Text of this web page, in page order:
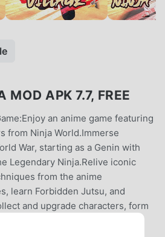
MOD APK 7.7, FREE
an anime game featuring
from Ninja World.Immerse
War, starting as a Genin with
Legendary Ninja.Relive iconic
from the anime
learn Forbidden Jutsu, and
and upgrade characters, form
fusion techniques.Key